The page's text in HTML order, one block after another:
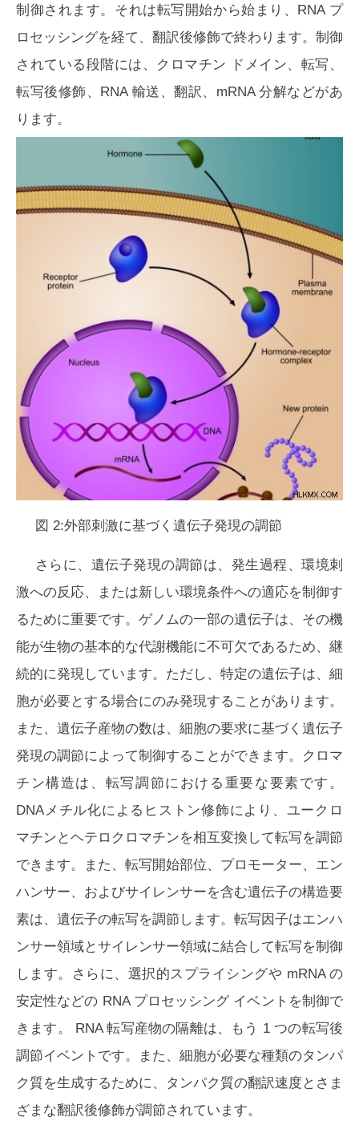
制御されます。それは転写開始から始まり、RNA プ
ロセッシングを経て、翻訳後修飾で終わります。制御
されている段階には、クロマチン ドメイン、転写、
転写後修飾、RNA 輸送、翻訳、mRNA 分解などがあ
ります。
図 2:外部刺激に基づく遺伝子発現の調節
さらに、遺伝子発現の調節は、発生過程、環境刺
激への反応、または新しい環境条件への適応を制御す
るために重要です。ゲノムの一部の遺伝子は、その機
能が生物の基本的な代謝機能に不可欠であるため、継
続的に発現しています。ただし、特定の遺伝子は、細
胞が必要とする場合にのみ発現することがあります。
また、遺伝子産物の数は、細胞の要求に基づく遺伝子
発現の調節によって制御することができます。クロマ
チン構造は、転写調節における重要な要素です。
DNAメチル化によるヒストン修飾により、ユークロ
マチンとヘテロクロマチンを相互変換して転写を調節
できます。また、転写開始部位、プロモーター、エン
ハンサー、およびサイレンサーを含む遺伝子の構造要
素は、遺伝子の転写を調節します。転写因子はエンハ
ンサー領域とサイレンサー領域に結合して転写を制御
します。さらに、選択的スプライシングや mRNA の
安定性などの RNA プロセッシング イベントを制御で
きます。 RNA 転写産物の隔離は、もう 1 つの転写後
調節イベントです。また、細胞が必要な種類のタンパ
ク質を生成するために、タンパク質の翻訳速度とさま
ざまな翻訳後修飾が調節されています。